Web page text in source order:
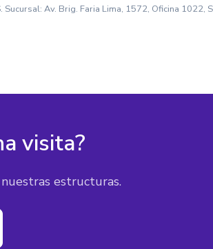
Av. Brig. Faria Lima, 1572, Oficina 1022,
visita?
estructuras.